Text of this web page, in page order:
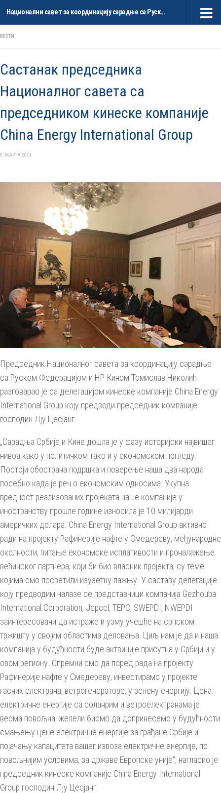
Skip to content Национални савет за координацију сарадње са Руском Федерацијом и НР Кином
ВЕСТИ
Састанак председника
Националног савета са
председником кинеске компаније
China Energy International Group
5. МАРТА 2024.
Председник Националног савета за координацију сарадње
са Руском Федерацијом и НР Кином Томислав Николић
разговарао је са делегацијом кинеске компаније China Energy
International Group коју предводи председник компаније
господин Лју Цесјанг.
„Сарадња Србије и Кине дошла је у фазу историјски највишег
нивоа како у политичком тако и у економском погледу.
Постоји обострана подршка и поверење наша два народа
посебно када је реч о економским односима. Укупна
вредност реализованих пројеката наше компаније у
иностранству прошле годинe износила je 10 милијарди
америчких долара. China Energy International Group активно
ради на пројекту Рафинерије нафте у Смедереву, међународне
околности, питање економске исплативости и проналажење
већинског партнера, који би био власник пројекта, су теме
којима смо посветили изузетну пажњу. У саставу делегације
коју предводим налазе се представници компанија Gezhouba
International Corporation, Jepccl, TEPC, SWEPDI, NWEPDI
заинтересовани да истраже и узму учешће на српском
тржишту у својим областима делoвања. Циљ нам је да и наша
компанија у будућности буде актвиније присутна у Србији и у
овом региону. Спремни смо да поред рада на пројекту
Рафинерије нафте у Смедереву, инвестирамо у пројекте
гасних електрана, ветрогенераторе, у зелену енергију. Цена
електричне енергије са соланрим и ветроелектранама је
веома повољна, желели бисмо да допринесемо у будућности
смањењу цене електричне енергије за грађане Србије и
појачању капацитета вашег извоза електричне енергије, по
повољнијим условима, за државе Европске уније“, нагласио је
председник кинеске компаније China Energy International
Group господин Лју Цесјанг.